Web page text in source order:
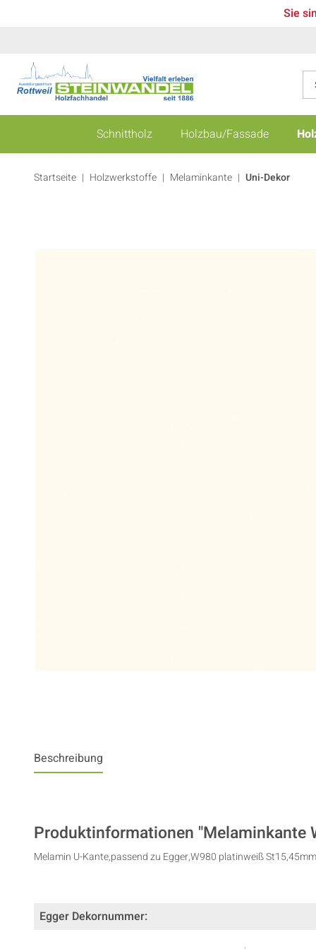
Sie
Schnittholz Holzbau/Fassade
Startseite Holzwerkstoffe | Melaminkante | Uni-Dekor
Beschreibung
Produktinformationen "Melaminkante
Melamin U-Kante,passend zu Egger,W980 platinweiß
Egger Dekornummer: